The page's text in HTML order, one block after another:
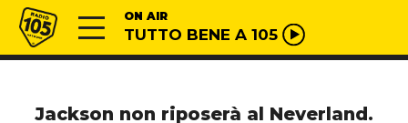
Vai al contenuto
Radio 105 ON AIR
TUTTO BENE A 105
Jackson non riposerà al Neverland.